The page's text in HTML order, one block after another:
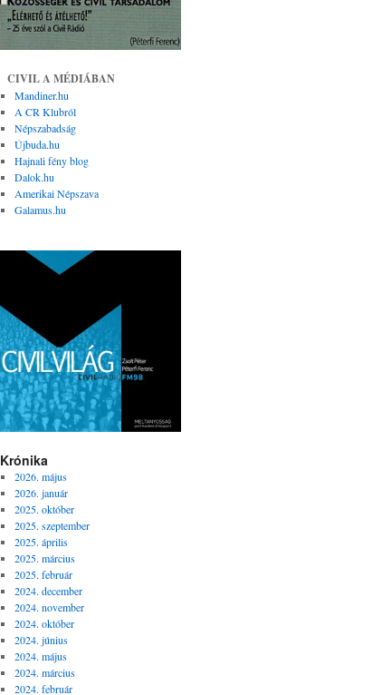
CIVIL A MÉDIÁBAN
Mandiner.hu
A CR Klubról
Népszabadság
Újbuda.hu
Hajnali fény blog
Dalok.hu
Amerikai Népszava
Galamus.hu
Krónika
2026. május
2026. január
2025. október
2025. szeptember
2025. április
2025. március
2025. február
2024. december
2024. november
2024. október
2024. június
2024. május
2024. március
2024. február